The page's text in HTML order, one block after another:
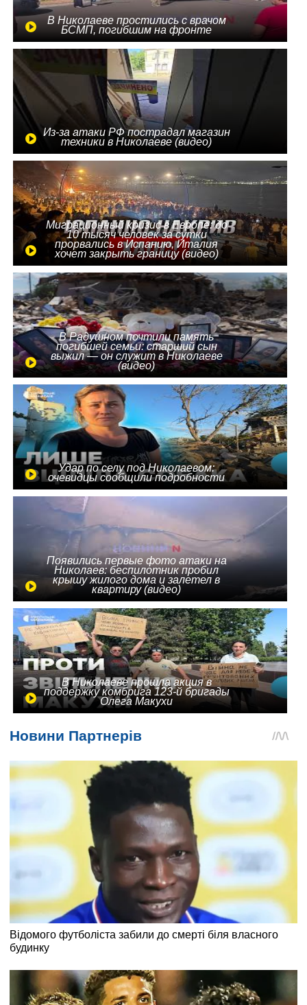
В Николаеве простились с врачом
БСМП, погибшим на фронте
Из-за атаки РФ пострадал магазин
техники в Николаеве (видео)
Миграционный кризис в Европе: до
10 тысяч человек за сутки
прорвались в Испанию, Италия
хочет закрыть границу (видео)
В Радушном почтили память
погибшей семьи: старший сын
выжил — он служит в Николаеве
(видео)
Удар по селу под Николаевом:
очевидцы сообщили подробности
Появились первые фото атаки на
Николаев: беспилотник пробил
крышу жилого дома и залетел в
квартиру (видео)
В Николаеве прошла акция в
поддержку комбрига 123-й бригады
Олега Макухи